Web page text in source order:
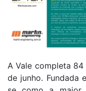
A Vale completa
de junho. Fundada